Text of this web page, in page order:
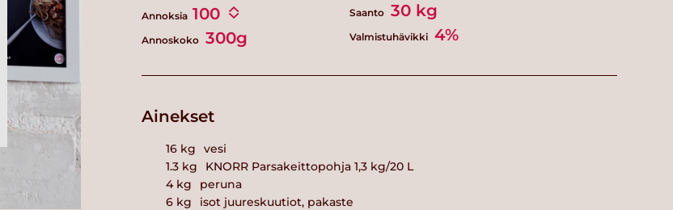
Annoksia
Annoskoko 300g
Saanto 30 kg
Valmistuhävikki 4%
Ainekset
16 kg
vesi
1.3 kg
KNORR Parsakeittopohja 1,3 kg/20 L
4kg
peruna
6 kg
isot juureskuutiot, pakaste